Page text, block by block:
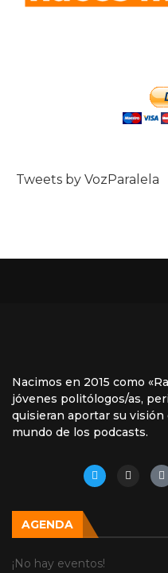
Tweets by VozParalela
Nacimos en 2015 como
jóvenes politólogos/as,
quisieran aportar su visión
mundo de los podcasts.
AGENDA
¡No hay eventos!